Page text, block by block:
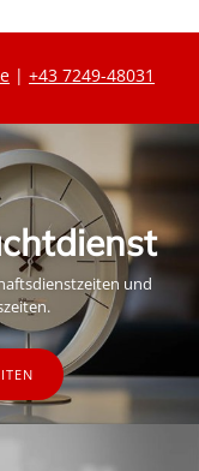
| +43 7249-48031
und